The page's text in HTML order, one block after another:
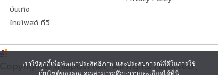
บันเทิง
ไทยโพสต์ ทีวี
Copyright© thaipost.net, All rights reserved.,
เราใช้คุกกี้เพื่อพัฒนาประสิทธิภาพ และประสบการณ์ที่ดีในการใช้
เว็บไซต์ของคุณ คุณสามารถศึกษารายละเอียดได้ที่นี่